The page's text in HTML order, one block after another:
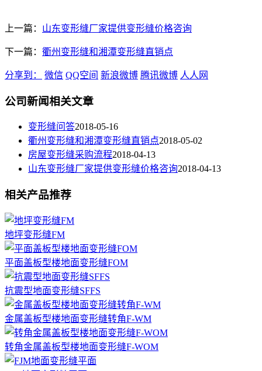
上一篇： 山东变形缝厂家提供变形缝价格咨询
下一篇： 衢州变形缝和湘潭变形缝直销点
分享到： 微信 QQ空间 新浪微博 腾讯微博 人人网
公司新闻相关文章
变形缝问答2018-05-16
衢州变形缝和湘潭变形缝直销点2018-05-02
房屋变形缝采购流程2018-04-13
山东变形缝厂家提供变形缝价格咨询2018-04-13
相关产品推荐
地坪变形缝FM
平面盖板型楼地面变形缝FOM
抗震型地面变形缝SFFS
金属盖板型楼地面变形缝转角F-WM
转角金属盖板型楼地面变形缝F-WOM